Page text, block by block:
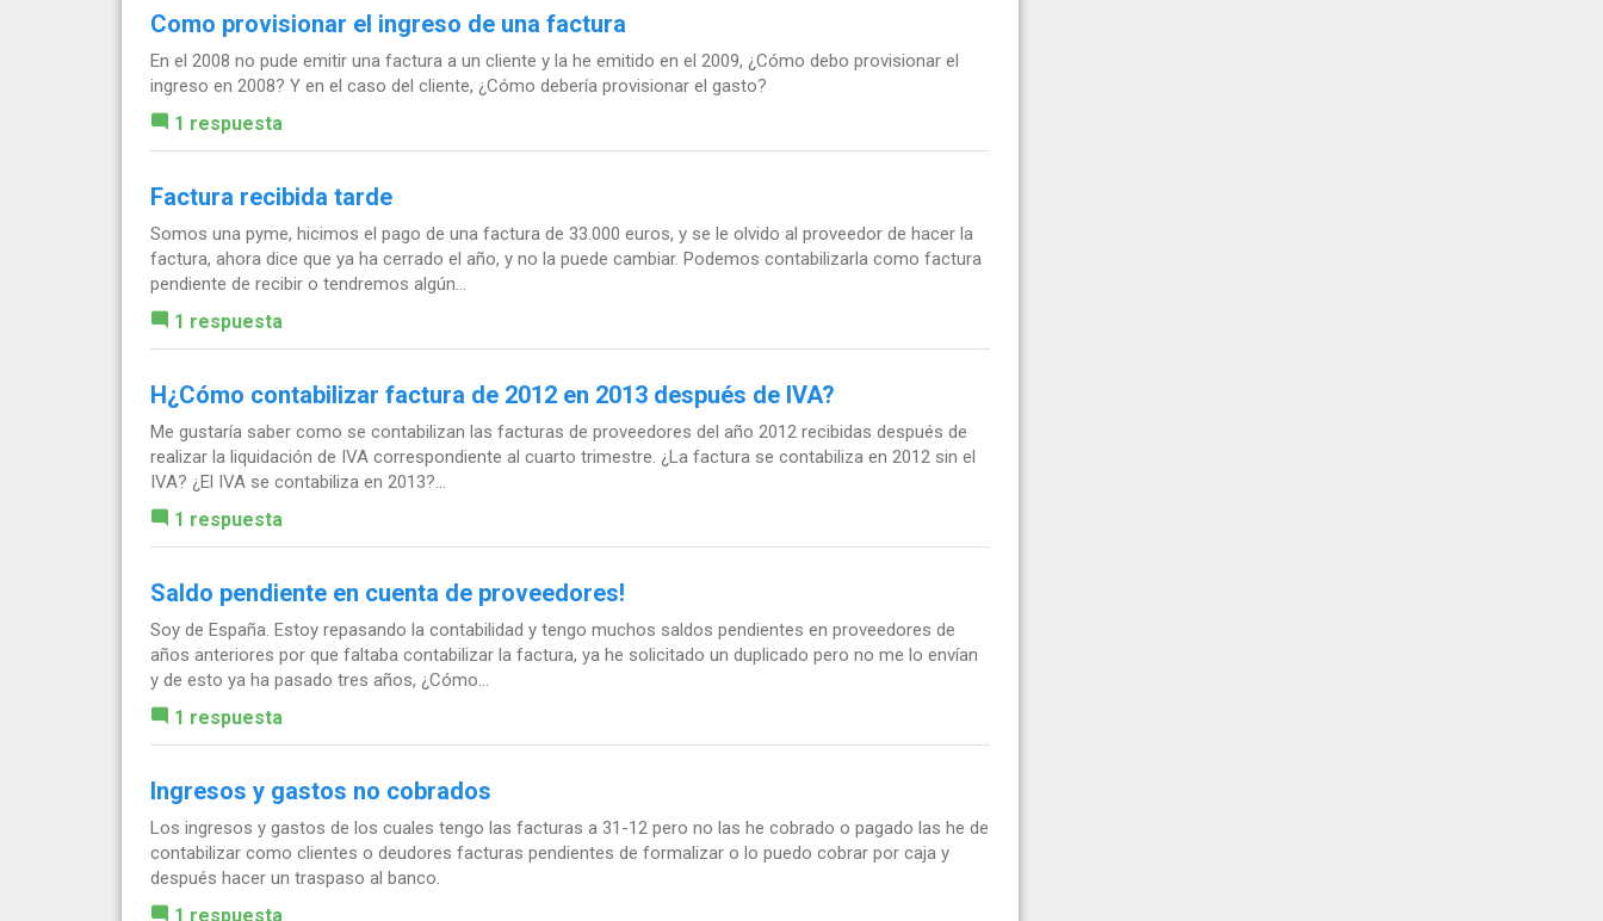
Como provisionar el ingreso de una factura
En el 2008 no pude emitir una factura a un cliente y la he emitido en el 2009, ¿Cómo debo provisionar el
ingreso en 2008? Y en el caso del cliente, ¿Cómo debería provisionar el gasto?
1 respuesta
Factura recibida tarde
Somos una pyme, hicimos el pago de una factura de 33.000 euros, y se le olvido al proveedor de hacer la
factura, ahora dice que ya ha cerrado el año, y no la puede cambiar. Podemos contabilizarla como factura
pendiente de recibir o tendremos algún...
1 respuesta
H¿Cómo contabilizar factura de 2012 en 2013 después de IVA?
Me gustaría saber como se contabilizan las facturas de proveedores del año 2012 recibidas después de
realizar la liquidación de IVA correspondiente al cuarto trimestre. ¿La factura se contabiliza en 2012 sin el
IVA? ¿El IVA se contabiliza en 2013?...
1 respuesta
Saldo pendiente en cuenta de proveedores!
Soy de España. Estoy repasando la contabilidad y tengo muchos saldos pendientes en proveedores de
años anteriores por que faltaba contabilizar la factura, ya he solicitado un duplicado pero no me lo envían
y de esto ya ha pasado tres años, ¿Cómo...
1 respuesta
Ingresos y gastos no cobrados
Los ingresos y gastos de los cuales tengo las facturas a 31-12 pero no las he cobrado o pagado las he de
contabilizar como clientes o deudores facturas pendientes de formalizar o lo puedo cobrar por caja y
después hacer un traspaso al banco.
1 respuesta